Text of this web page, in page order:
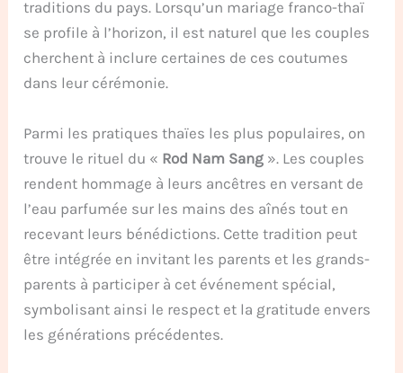
traditions du pays. Lorsqu’un mariage franco-thaï
se profile à l’horizon, il est naturel que les couples
cherchent à inclure certaines de ces coutumes
dans leur cérémonie.
Parmi les pratiques thaïes les plus populaires, on
trouve le rituel du « Rod Nam Sang ». Les couples
rendent hommage à leurs ancêtres en versant de
l’eau parfumée sur les mains des aînés tout en
recevant leurs bénédictions. Cette tradition peut
être intégrée en invitant les parents et les grands-
parents à participer à cet événement spécial,
symbolisant ainsi le respect et la gratitude envers
les générations précédentes.